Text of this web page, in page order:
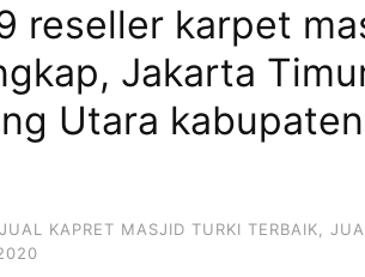
reseller karpet
Jakarta
Utara kabupaten
JUAL KAPRET MASJID TURKI TERBAIK